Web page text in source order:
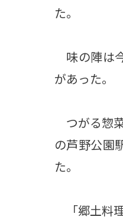
た。
味の陣は
があった。
つがる惣
の芦野公園
た。
「郷土料